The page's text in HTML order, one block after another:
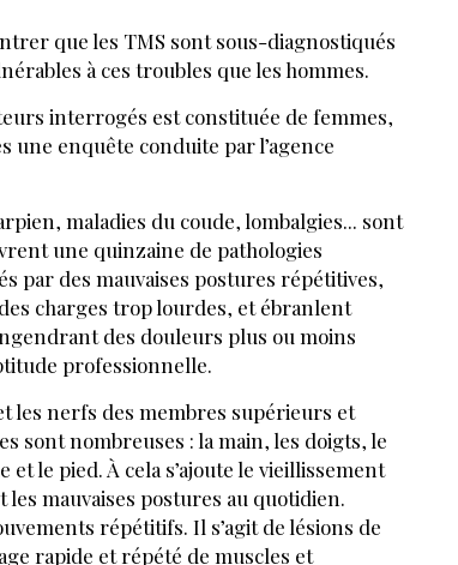
que les TMS sont sous-diagnostiqués
à ces troubles que les hommes.
interrogés est constituée de femmes,
une enquête conduite par l’agence
maladies du coude, lombalgies... sont
une quinzaine de pathologies
par des mauvaises postures répétitives,
charges trop lourdes, et ébranlent
des douleurs plus ou moins
professionnelle.
les nerfs des membres supérieurs et
sont nombreuses : la main, les doigts, le
le pied. À cela s’ajoute le vieillissement
mauvaises postures au quotidien.
répétitifs. Il s’agit de lésions de
rapide et répété de muscles et